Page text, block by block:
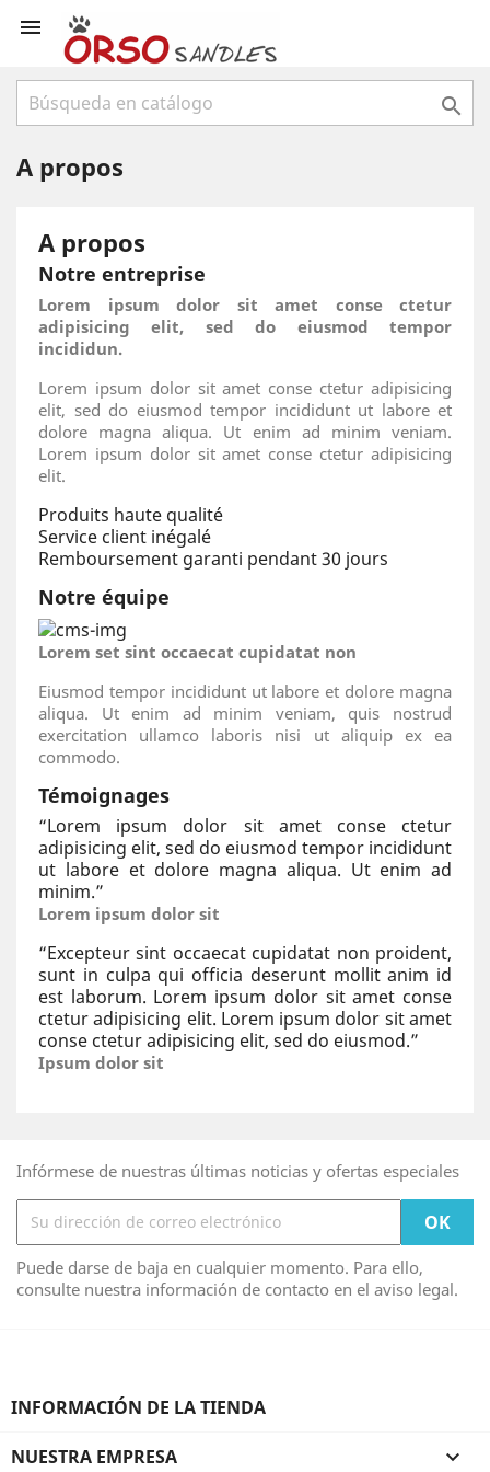


A propos
A propos
Notre entreprise
Lorem ipsum dolor sit amet conse ctetur
adipisicing elit, sed do eiusmod tempor
incididun.
Lorem ipsum dolor sit amet conse ctetur adipisicing
elit, sed do eiusmod tempor incididunt ut labore et
dolore magna aliqua. Ut enim ad minim veniam.
Lorem ipsum dolor sit amet conse ctetur adipisicing
elit.
Produits haute qualité
Service client inégalé
Remboursement garanti pendant 30 jours
Notre équipe
Lorem set sint occaecat cupidatat non
Eiusmod tempor incididunt ut labore et dolore magna
aliqua. Ut enim ad minim veniam, quis nostrud
exercitation ullamco laboris nisi ut aliquip ex ea
commodo.
Témoignages
“Lorem ipsum dolor sit amet conse ctetur
adipisicing elit, sed do eiusmod tempor incididunt
ut labore et dolore magna aliqua. Ut enim ad
minim.”
Lorem ipsum dolor sit
“Excepteur sint occaecat cupidatat non proident,
sunt in culpa qui officia deserunt mollit anim id
est laborum. Lorem ipsum dolor sit amet conse
ctetur adipisicing elit. Lorem ipsum dolor sit amet
conse ctetur adipisicing elit, sed do eiusmod.”
Ipsum dolor sit
Infórmese de nuestras últimas noticias y ofertas especiales
Puede darse de baja en cualquier momento. Para ello,
consulte nuestra información de contacto en el aviso legal.
INFORMACIÓN DE LA TIENDA
NUESTRA EMPRESA 